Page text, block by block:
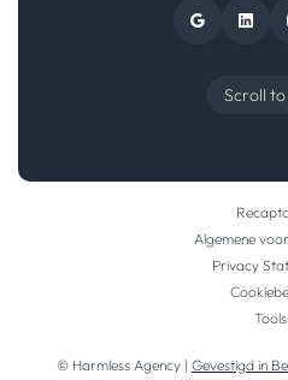
Scroll to
© Harmless Agency | Gevestigd in
Algemene
Privacy
Tools